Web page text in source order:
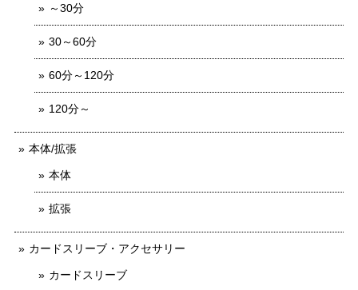
～30分
30～60分
60分～120分
120分～
本体/拡張
本体
拡張
カードスリーブ・アクセサリー
カードスリーブ